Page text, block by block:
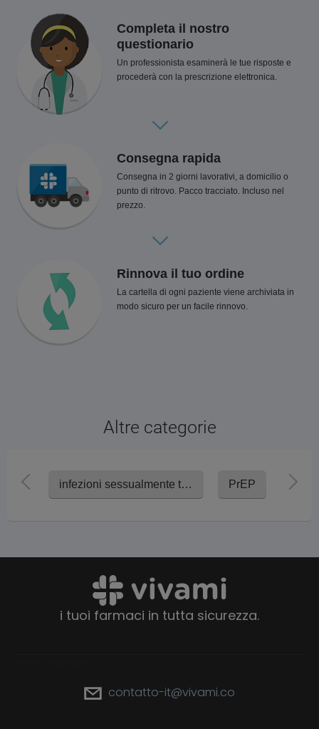
Completa il nostro
questionario
Un professionista esaminerà le tue risposte e
procederà con la prescrizione elettronica.
Consegna rapida
Consegna in 2 giorni lavorativi, a domicilio o
punto di ritrovo. Pacco tracciato. Incluso nel
prezzo.
Rinnova il tuo ordine
La cartella di ogni paziente viene archiviata in
modo sicuro per un facile rinnovo.
Altre categorie
infezioni sessualmente trasmissibili (IST) PrEP
i tuoi farmaci in tutta sicurezza.
contatto-it@vivami.co